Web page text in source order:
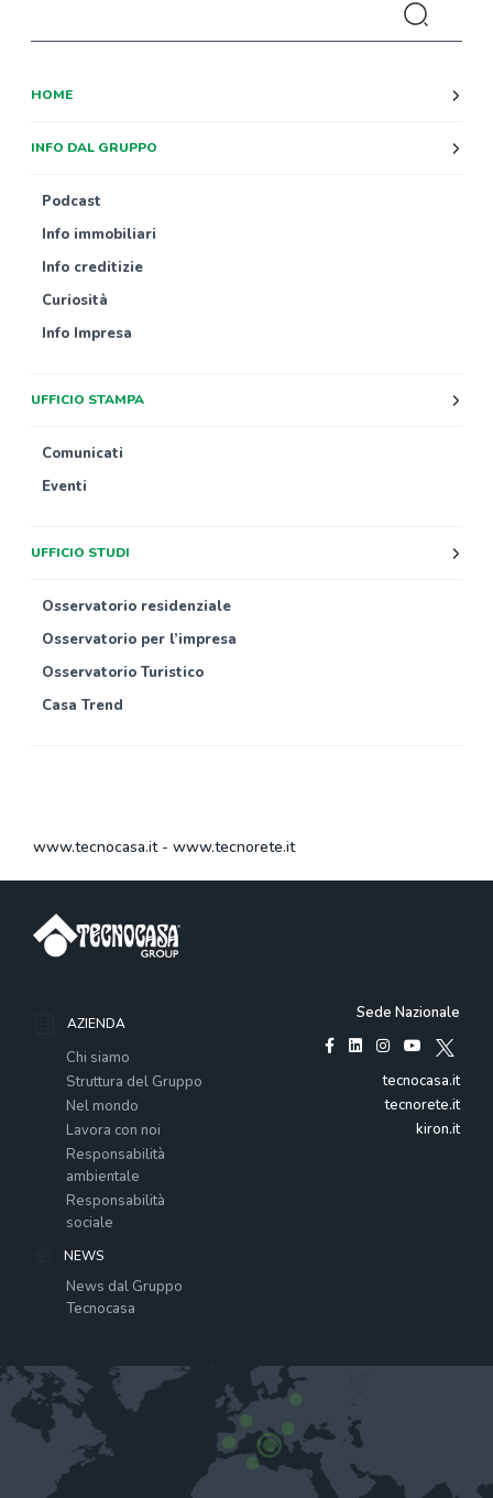
HOME
INFO DAL GRUPPO
Podcast
Info immobiliari
Info creditizie
Curiosità
Info Impresa
UFFICIO STAMPA
Comunicati
Eventi
UFFICIO STUDI
Osservatorio residenziale
Osservatorio per l’impresa
Osservatorio Turistico
Casa Trend
www.tecnocasa.it- www.tecnorete.it
AZIENDA
Chi siamo
Struttura del Gruppo
Nel mondo
Lavora con noi
Responsabilità
ambientale
Responsabilità
sociale
NEWS
News dal Gruppo
Tecnocasa
Sede Nazionale
tecnocasa.it
tecnorete.it
kiron.it